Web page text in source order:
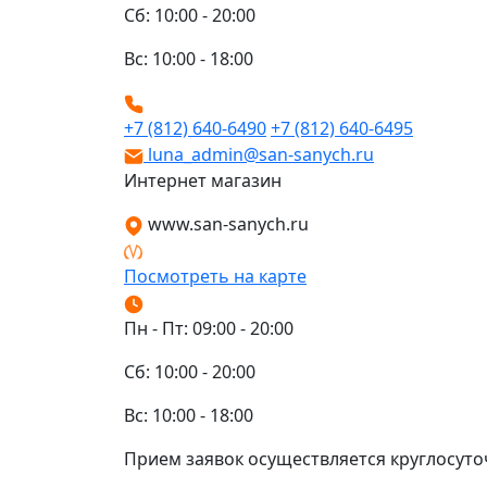
Сб: 10:00 - 20:00
Вс: 10:00 - 18:00
+7 (812) 640-6490+7 (812) 640-6495
luna_admin@san-sanych.ru
Интернет магазин
www.san-sanych.ru
Посмотреть на карте
Пн - Пт: 09:00 - 20:00
Сб: 10:00 - 20:00
Вс: 10:00 - 18:00
Прием заявок осуществляется